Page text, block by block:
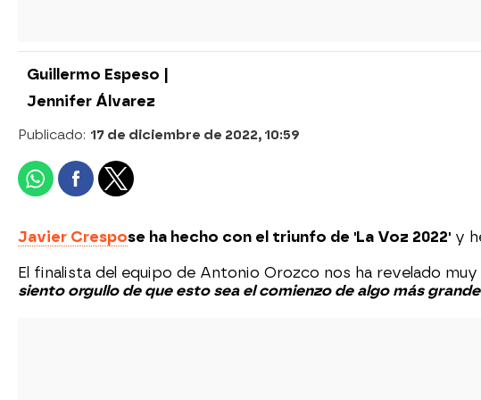
Guillermo Espeso |
Jennifer Álvarez
Publicado: 17 de diciembre de 2022, 10:59
Javier Crespose ha hecho con el triunfo de 'La Voz 2022' y
El finalista del equipo de Antonio Orozco nos ha revelado
siento orgullo de que esto sea el comienzo de algo más